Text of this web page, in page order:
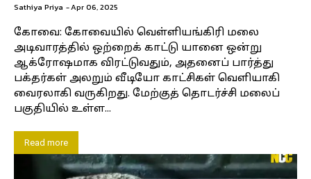
Sathiya Priya -Apr 06, 2025
கோவை: கோவையில் வெள்ளியங்கிரி மலை
அடிவாரத்தில் ஒற்றைக் காட்டு யானை ஒன்று
ஆக்ரோஷமாக விரட்டுவதும், அதனைப் பார்த்து
பக்தர்கள் அலறும் வீடியோ காட்சிகள் வெளியாகி
வைரலாகி வருகிறது. மேற்குத் தொடர்ச்சி மலைப்
பகுதியில் உள்ள...
Read more